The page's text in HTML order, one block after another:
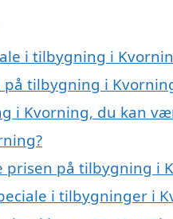
i tilbygning i
tilbygning i
i Kvorning, du kan
prisen på tilbygning i
i tilbygninger i